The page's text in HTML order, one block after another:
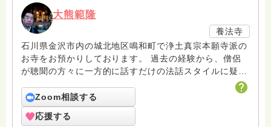
大熊範隆
養法寺
石川県金沢市内の城北地区鳴和町で浄土真宗本願寺派の
お寺をお預かりしております。 過去の経験から、僧侶
が聴聞の方々に一方的に話すだけの法話スタイルに疑問
を感じ、悩んでる人・苦しんでいる人・勿論そうではな
いチョット仏教に興味がある人のお話しを聞き、対話す
る中でより良い方向を一緒に探す事を重要視していま
す。 お気軽にご相談下さい。
Zoom相談する
応援する